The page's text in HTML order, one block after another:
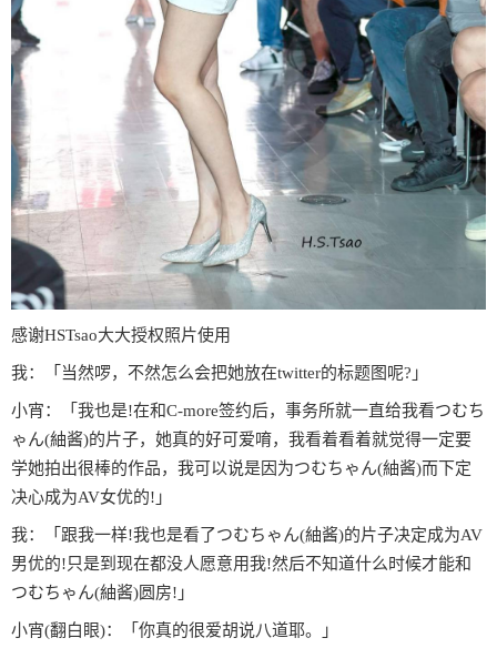
感谢HSTsao大大授权照片使用
我：「当然啰，不然怎么会把她放在twitter的标题图呢?」
小宵：「我也是!在和C-more签约后，事务所就一直给我看つむち
ゃん(紬酱)的片子，她真的好可爱唷，我看着看着就觉得一定要
学她拍出很棒的作品，我可以说是因为つむちゃん(紬酱)而下定
决心成为AV女优的!」
我：「跟我一样!我也是看了つむちゃん(紬酱)的片子决定成为AV
男优的!只是到现在都没人愿意用我!然后不知道什么时候才能和
つむちゃん(紬酱)圆房!」
小宵(翻白眼)：「你真的很爱胡说八道耶。」